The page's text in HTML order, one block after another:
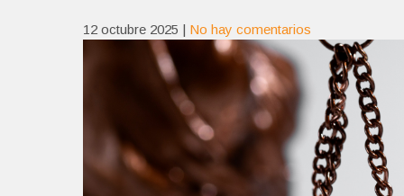
12 octubre 2025 | No hay comentarios